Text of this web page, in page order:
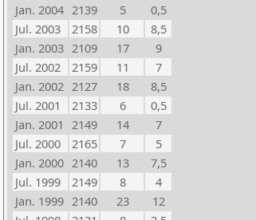
Jan. 2004 2139 5
0,5
Jul. 2003
2158 10
8,5
Jan. 2003 2109 17
9
Jul. 2002
2159 11
7
Jan. 2002 2127 18
8,5
Jul. 2001
2133 6
0,5
Jan. 2001 2149 14
7
Jul. 2000
2165 7
5
Jan. 2000 2140 13
7,5
Jul. 1999
2149 8
4
Jan. 1999 2140 23
12